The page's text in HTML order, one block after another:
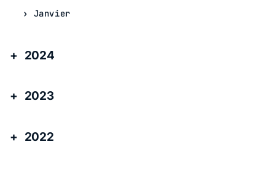
Janvier
2024
2023
2022